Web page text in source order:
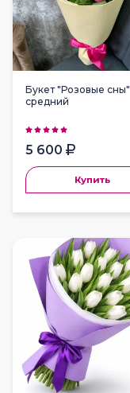
Букет "Розовые сны"
средний
5 600
Купить